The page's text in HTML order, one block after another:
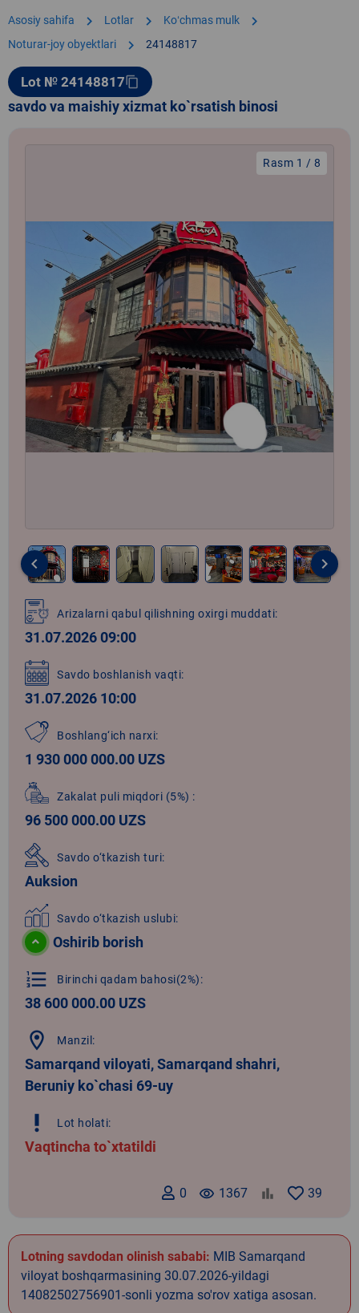
Asosiy sahifa chevron_right Lotlar chevron_right Koʻchmas mulk chevron_right
Noturar-joy obyektlari chevron_right 24148817
Lot № 24148817content_copy
savdo va maishiy xizmat ko`rsatish binosi
Rasm 1 / 8
1
of
8
keyboard_arrow_left keyboard_arrow_right
Arizalarni qabul qilishning oxirgi muddati:
31.07.2026 09:00
Savdo boshlanish vaqti:
31.07.2026 10:00
Boshlang‘ich narxi:
1 930 000 000.00 UZS
Zakalat puli miqdori (5%) :
96 500 000.00 UZS
Savdo o‘tkazish turi:
Auksion
Savdo o‘tkazish uslubi:
Oshirib borish
format_list_numbered Birinchi qadam bahosi(2%):
38 600 000.00 UZS
location_on Manzil:
Samarqand viloyati, Samarqand shahri,
Beruniy ko`chasi 69-uy
priority_high Lot holati:
Vaqtincha to`xtatildi
39
remove_red_eye 1367
0
Lotning savdodan olinish sababi: MIB Samarqand
viloyat boshqarmasining 30.07.2026-yildagi
14082502756901-sonli yozma so'rov xatiga asosan.